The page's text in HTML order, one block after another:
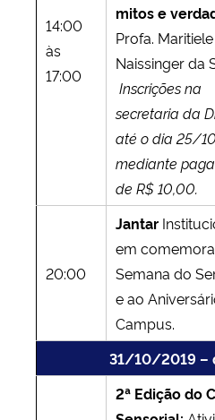
14:00
às
17:00
mitos e
Profa. Maritiele
Naissinger da
Inscrições na
secretaria da
até o dia 25/
mediante
de R$ 10,00.
20:00
Jantar
em
Semana do
e ao
Campus.
31/10/2019 –
2ª Edição do